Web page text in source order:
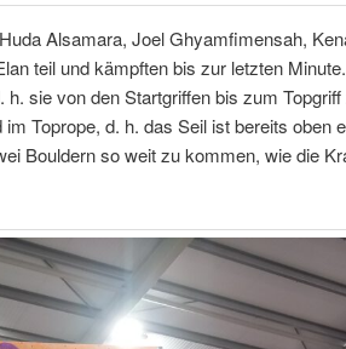
Alsamara, Joel Ghyamfimensah,
teil und kämpften bis zur letzten
h. sie von den Startgriffen bis zum
Toprope, d. h. das Seil ist bereits oben
Bouldern so weit zu kommen, wie die